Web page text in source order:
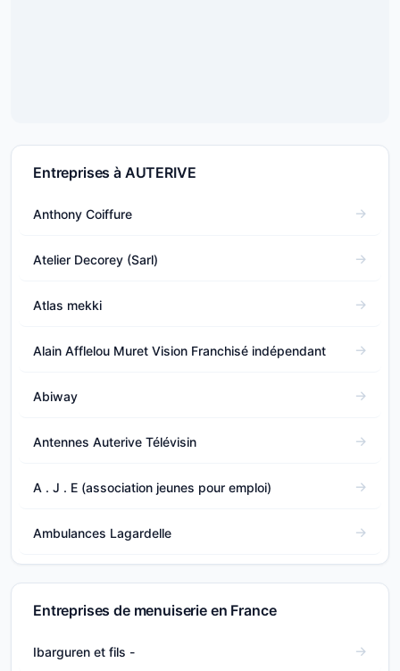
Entreprises à AUTERIVE
Anthony Coiffure
Atelier Decorey (Sarl)
Atlas mekki
Alain Afflelou Muret Vision Franchisé indépendant
Abiway
Antennes Auterive Télévisin
A . J . E (association jeunes pour emploi)
Ambulances Lagardelle
Entreprises de menuiserie en France
Ibarguren et fils -